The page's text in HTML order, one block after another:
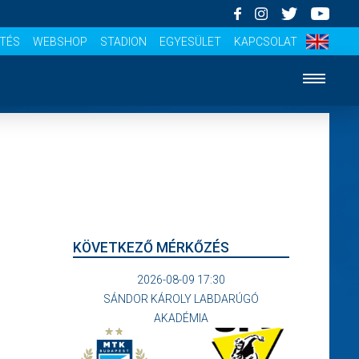
WEBSHOP STADION EGYESÜLET KAPCSOLAT
KÖVETKEZŐ MÉRKŐZÉS
2026-08-09 17:30
SÁNDOR KÁROLY LABDARÚGÓ
AKADÉMIA